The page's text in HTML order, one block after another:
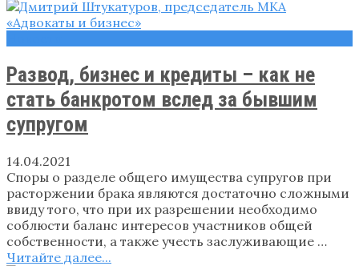
Развод, бизнес и кредиты – как не
стать банкротом вслед за бывшим
супругом
14.04.2021
Споры о разделе общего имущества супругов при
расторжении брака являются достаточно сложными
ввиду того, что при их разрешении необходимо
соблюсти баланс интересов участников общей
собственности, а также учесть заслуживающие …
Читайте далее...